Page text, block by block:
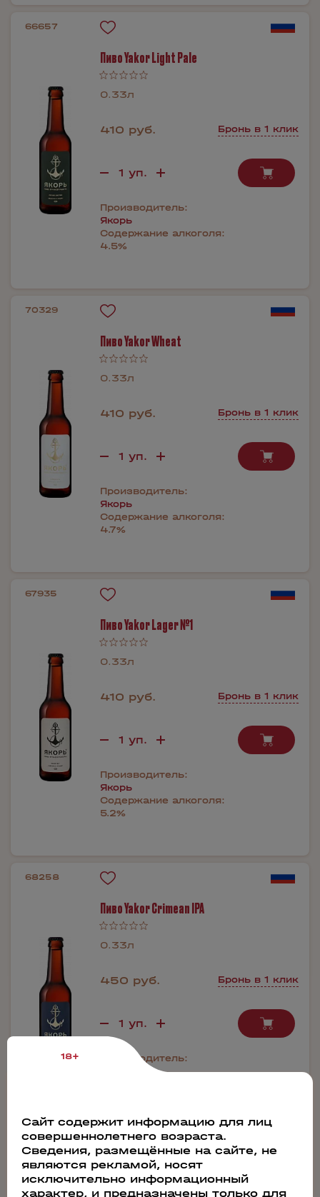
66657
Пиво Yakor Light Pale
0.33л
410 руб. Бронь в 1 клик
Производитель:
Якорь
Содержание алкоголя:
4.5%
70329
Пиво Yakor Wheat
0.33л
410 руб. Бронь в 1 клик
Производитель:
Якорь
Содержание алкоголя:
4.7%
67935
Пиво Yakor Lager №1
0.33л
410 руб. Бронь в 1 клик
Производитель:
Якорь
Содержание алкоголя:
5.2%
68258
Пиво Yakor Crimean IPA
0.33л
450 руб. Бронь в 1 клик
Производитель:
74308
Пиво Yakor Rye
18+
Сайт содержит информацию для лиц
совершеннолетнего возраста.
Сведения, размещённые на сайте, не
являются рекламой, носят
исключительно информационный
характер, и предназначены только для